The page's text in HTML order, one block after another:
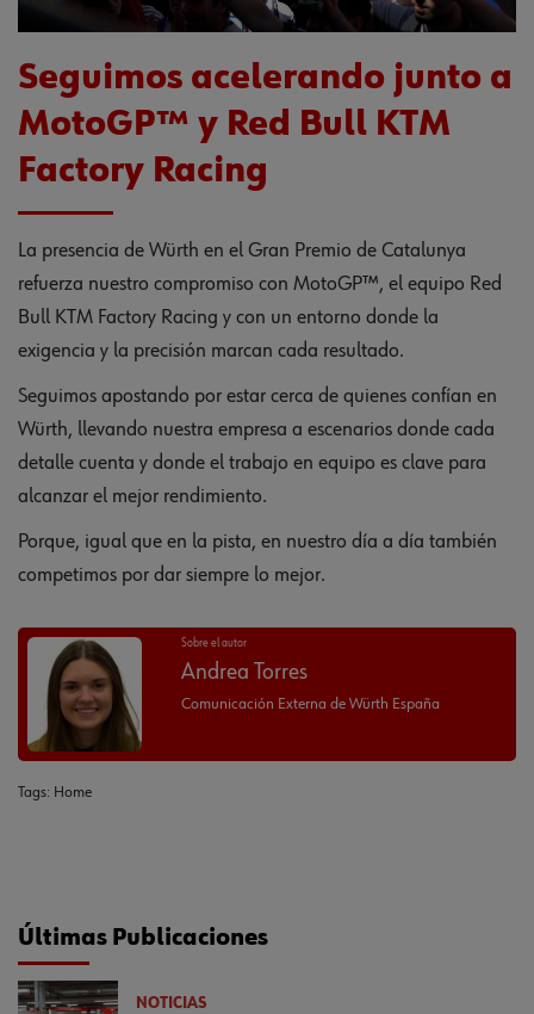
Seguimos acelerando junto a
MotoGP™ y Red Bull KTM
Factory Racing
La presencia de Würth en el Gran Premio de Catalunya
refuerza nuestro compromiso con MotoGP™, el equipo Red
Bull KTM Factory Racing y con un entorno donde la
exigencia y la precisión marcan cada resultado.
Seguimos apostando por estar cerca de quienes confían en
Würth, llevando nuestra empresa a escenarios donde cada
detalle cuenta y donde el trabajo en equipo es clave para
alcanzar el mejor rendimiento.
Porque, igual que en la pista, en nuestro día a día también
competimos por dar siempre lo mejor.
Sobre el autor
Andrea Torres
Comunicación Externa de Würth España
Tags: Home
Últimas Publicaciones
NOTICIAS